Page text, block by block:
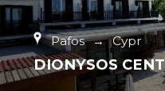
Pafos → Cypr
DIONYSOS